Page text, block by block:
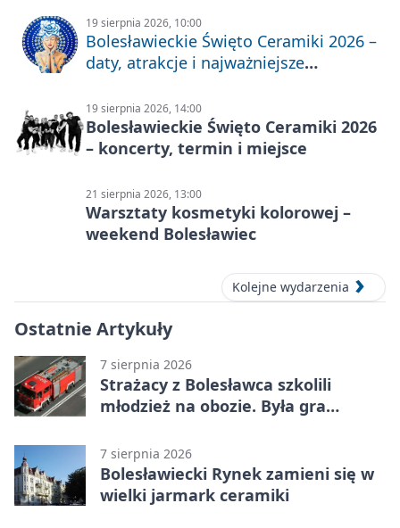
19 sierpnia 2026, 10:00
Bolesławieckie Święto Ceramiki 2026 –
daty, atrakcje i najważniejsze
19 sierpnia 2026, 14:00
Bolesławieckie Święto Ceramiki 2026
– koncerty, termin i miejsce
21 sierpnia 2026, 13:00
Warsztaty kosmetyki kolorowej –
weekend Bolesławiec
Kolejne wydarzenia
Ostatnie Artykuły
7 sierpnia 2026
Strażacy z Bolesławca szkolili
młodzież na obozie. Była gra
7 sierpnia 2026
Bolesławiecki Rynek zamieni się w
wielki jarmark ceramiki